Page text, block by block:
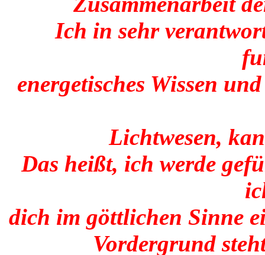
Ich in sehr
energetisches Wissen
Lichtwesen,
Das heißt, ich werde
dich im göttlichen Sinne
Vordergrund